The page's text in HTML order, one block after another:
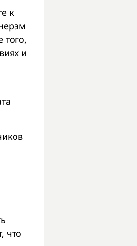
к
того,
и
что